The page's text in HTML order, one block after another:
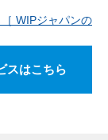
WIPジャパンの
スはこちら